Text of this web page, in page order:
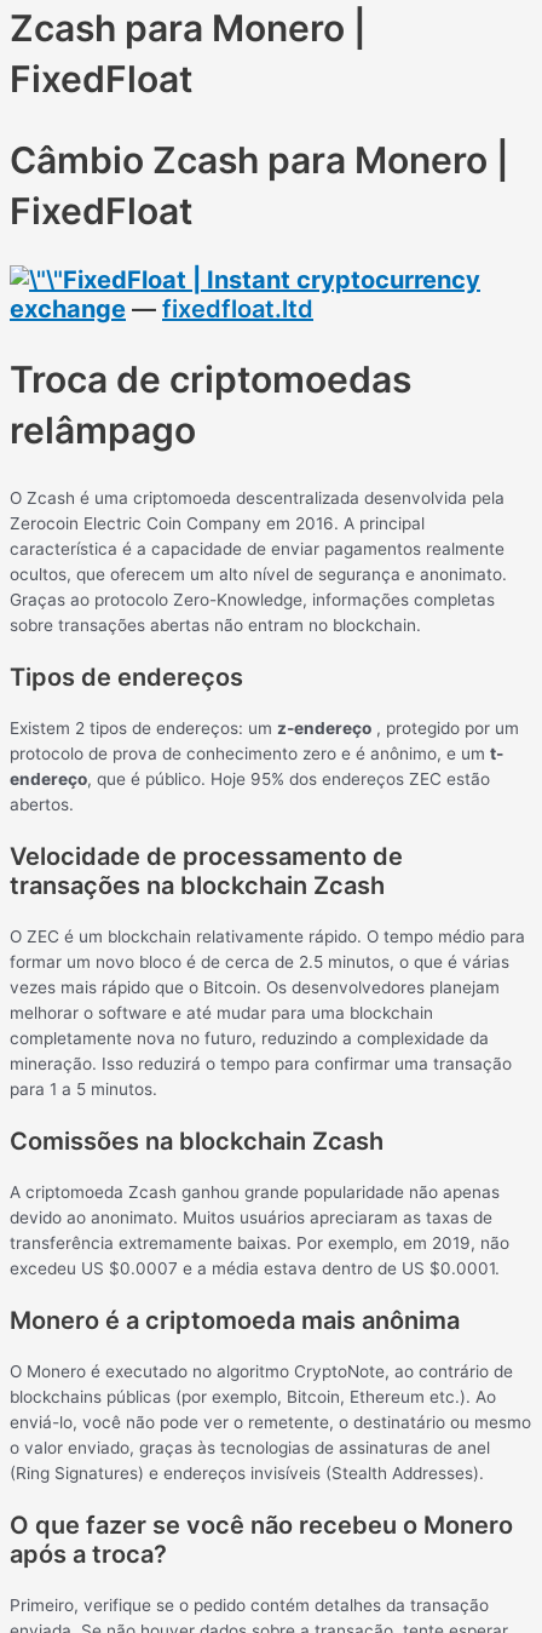
Zcash para Monero |
FixedFloat
Câmbio Zcash para Monero |
FixedFloat
FixedFloat | Instant cryptocurrency
exchange — fixedfloat.ltd
Troca de criptomoedas
relâmpago
O Zcash é uma criptomoeda descentralizada desenvolvida pela
Zerocoin Electric Coin Company em 2016. A principal
característica é a capacidade de enviar pagamentos realmente
ocultos, que oferecem um alto nível de segurança e anonimato.
Graças ao protocolo Zero-Knowledge, informações completas
sobre transações abertas não entram no blockchain.
Tipos de endereços
Existem 2 tipos de endereços: um z-endereço , protegido por um
protocolo de prova de conhecimento zero e é anônimo, e um t-
endereço, que é público. Hoje 95% dos endereços ZEC estão
abertos.
Velocidade de processamento de
transações na blockchain Zcash
O ZEC é um blockchain relativamente rápido. O tempo médio para
formar um novo bloco é de cerca de 2.5 minutos, o que é várias
vezes mais rápido que o Bitcoin. Os desenvolvedores planejam
melhorar o software e até mudar para uma blockchain
completamente nova no futuro, reduzindo a complexidade da
mineração. Isso reduzirá o tempo para confirmar uma transação
para 1 a 5 minutos.
Comissões na blockchain Zcash
A criptomoeda Zcash ganhou grande popularidade não apenas
devido ao anonimato. Muitos usuários apreciaram as taxas de
transferência extremamente baixas. Por exemplo, em 2019, não
excedeu US $0.0007 e a média estava dentro de US $0.0001.
Monero é a criptomoeda mais anônima
O Monero é executado no algoritmo CryptoNote, ao contrário de
blockchains públicas (por exemplo, Bitcoin, Ethereum etc.). Ao
enviá-lo, você não pode ver o remetente, o destinatário ou mesmo
o valor enviado, graças às tecnologias de assinaturas de anel
(Ring Signatures) e endereços invisíveis (Stealth Addresses).
O que fazer se você não recebeu o Monero
após a troca?
Primeiro, verifique se o pedido contém detalhes da transação